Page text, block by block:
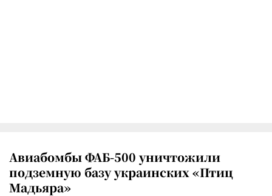
Авиабомбы ФАБ-500 уничтожили
подземную базу украинских «Птиц
Мадьяра»